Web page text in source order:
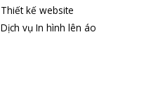
Thiết kế website
Dịch vụ In hình lên áo